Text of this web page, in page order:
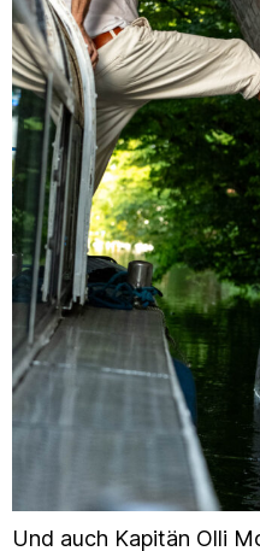
Und auch Kapitän Olli